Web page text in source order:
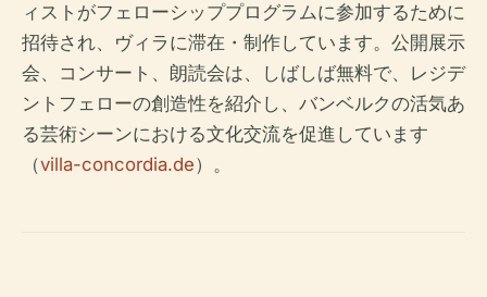
ィストがフェローシッププログラムに参加するために
招待され、ヴィラに滞在・制作しています。公開展示
会、コンサート、朗読会は、しばしば無料で、レジデ
ントフェローの創造性を紹介し、バンベルクの活気あ
る芸術シーンにおける文化交流を促進しています
（villa-concordia.de）。